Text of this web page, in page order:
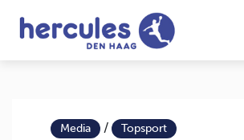
Media / Topsport